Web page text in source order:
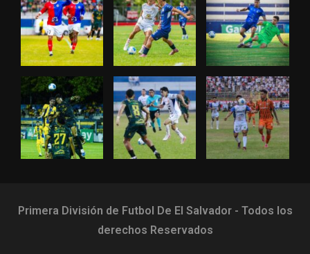
Primera División de Futbol De El Salvador - Todos los
derechos Reservados